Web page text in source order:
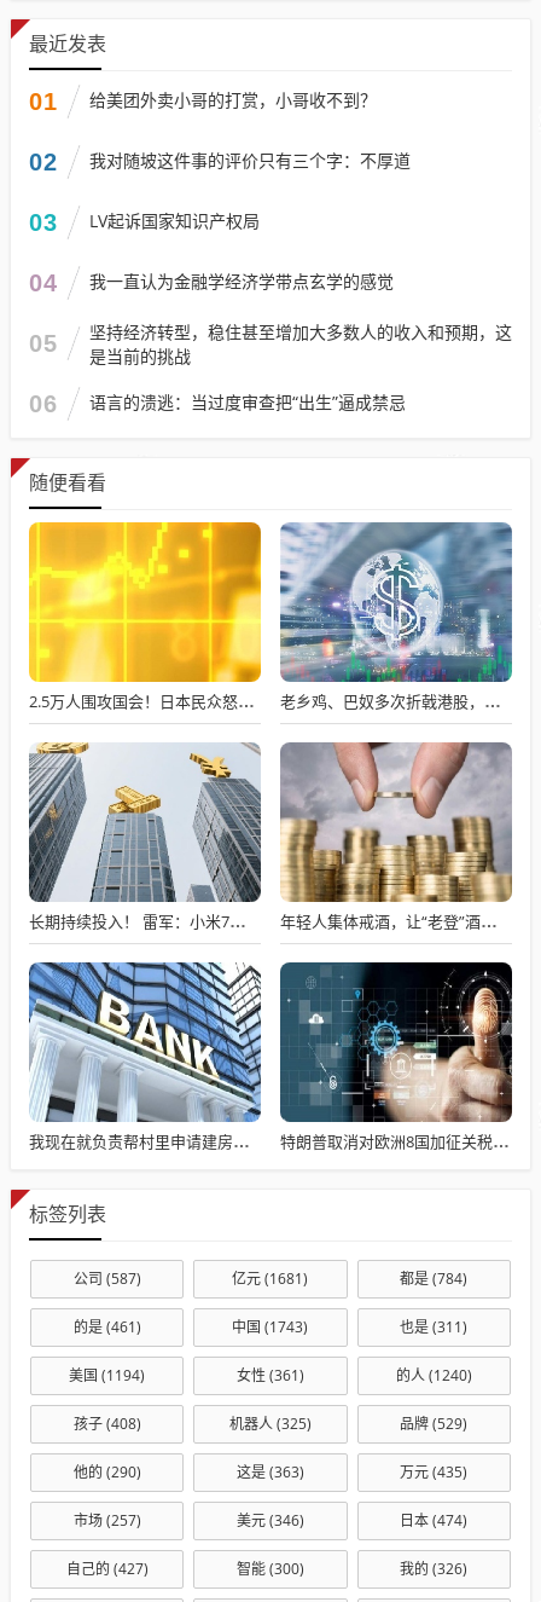
最近发表
01 给美团外卖小哥的打赏，小哥收不到？
02 我对随坡这件事的评价只有三个字：不厚道
03 LV起诉国家知识产权局
04 我一直认为金融学经济学带点玄学的感觉
05
坚持经济转型，稳住甚至增加大多数人的收入和预期，这
是当前的挑战
06 语言的溃逃：当过度审查把“出生”逼成禁忌
随便看看
2.5万人围攻国会！日本民众怒了：让她下台！ 老乡鸡、巴奴多次折戟港股，餐饮上市变难了吗？
长期持续投入！ 雷军：小米7篇论文入选国际顶级会议AAAI 年轻人集体戒酒，让“老登”酒企的天快塌了
我现在就负责帮村里申请建房的工作，现在村里不是盖不起，是没地没指标！ 特朗普取消对欧洲8国加征关税：已与北约就格陵兰达成“框架性协议”
标签列表
公司 (587) 亿元(1681) 都是(784)
的是(461) 中国 (1743) 也是(311)
美国 (1194) 女性 (361) 的人(1240)
孩子(408) 机器人(325) 品牌(529)
他的 (290) 这是(363) 万元(435)
市场(257) 美元(346) 日本(474)
自己的 (427) 智能(300) 我的 (326)